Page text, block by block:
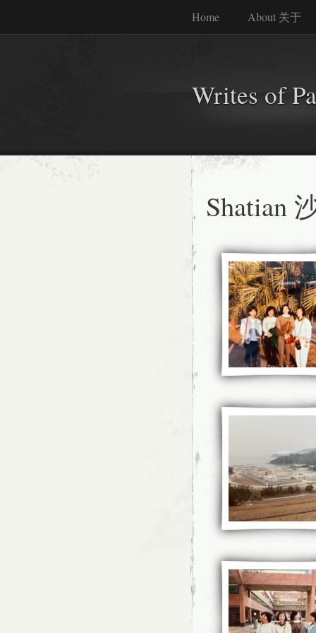
Home About 关于
Writes of
Shatian